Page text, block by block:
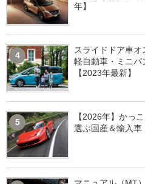
年】
4
スライドドア車
軽自動車・ミニバ
【2023年最新】
5
【2026年】かっ
選ぶ国産＆輸入車